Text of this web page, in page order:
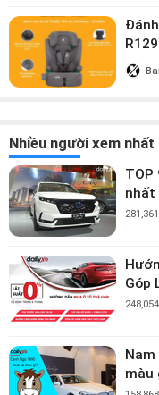
triệu?
Nhiều người xem nhất
TOP
nhất
281,361
Góp
248,054
Nam
màu